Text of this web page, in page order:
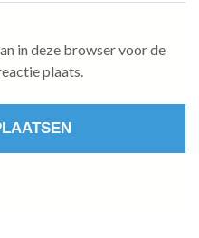
in deze browser voor de
plaats.